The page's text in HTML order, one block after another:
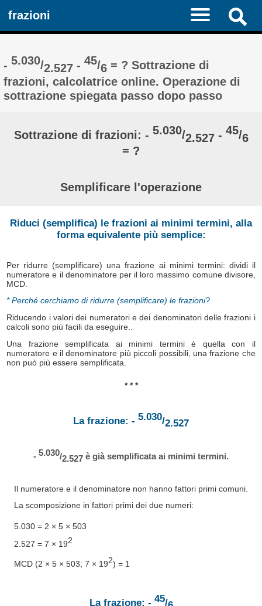
frazioni
-5.030/2.527 -45/6 = ? Sottrazione di
frazioni, calcolatrice online. Operazione di
sottrazione spiegata passo dopo passo
Sottrazione di frazioni: - 5.030/2.527- 45/6
= ?
Semplificare l'operazione
Riduci (semplifica) le frazioni ai minimi termini, alla
forma equivalente più semplice:
Per ridurre (semplificare) una frazione ai minimi termini: dividi il
numeratore e il denominatore per il loro massimo comune divisore,
MCD.
* Perché cerchiamo di ridurre (semplificare) le frazioni?
Riducendo i valori dei numeratori e dei denominatori delle frazioni i
calcoli sono più facili da eseguire..
Una frazione semplificata ai minimi termini è quella con il
numeratore e il denominatore più piccoli possibili, una frazione che
non può più essere semplificata.
* * *
La frazione: - 5.030/2.527
- 5.030/2.527 è già semplificata ai minimi termini.
Il numeratore e il denominatore non hanno fattori primi comuni.
La scomposizione in fattori primi dei due numeri:
5.030 = 2 × 5 × 503
2.527 = 7 × 192
MCD (2 × 5 × 503; 7 × 192) = 1
La frazione: - 45/